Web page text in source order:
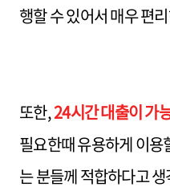
행할 수 있어서 매우 편
또한,24시간 대출이 가
필요한때 유용하게 이용
는 분들께 적합하다고